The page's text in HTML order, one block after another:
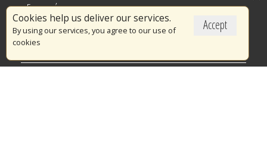
Accept
Cookies help us deliver our services.
By using our services, you agree to our use of
cookies
Επικαιρότητα
Το Πυροσβεστικό Σώμα